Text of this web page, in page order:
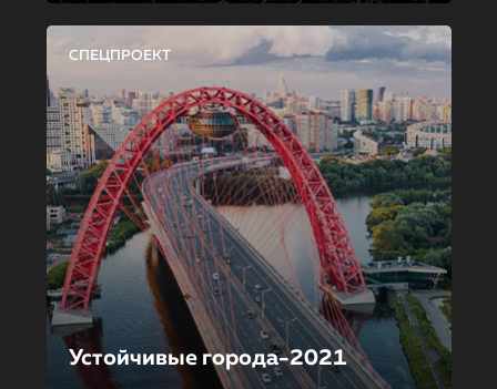
СПЕЦПРОЕКТ
Устойчивые города-2021